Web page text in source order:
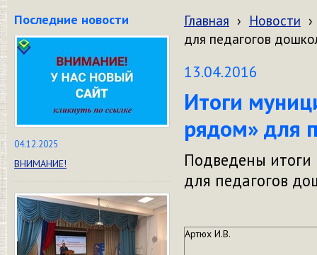
Последние новости
04.12.2025
ВНИМАНИЕ!
Главная › Новости ›
для педагогов
13.04.2016
Итоги
рядом» для
Подведены итоги
для педагогов
Артюх И.В.